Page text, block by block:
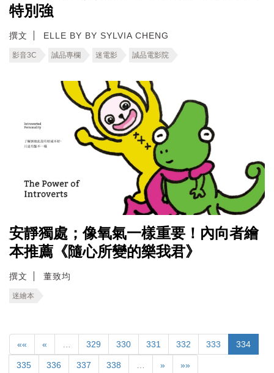
特別強
撰文 ELLE BY BY SYLVIA CHENG
影音3C 誠品專欄 迷電影 誠品電影院
安靜獨處；像氧氣一樣重要！內向者繪
本推薦《隨心所變的樂我君》
撰文 董致均
迷繪本
«« « 329 330 331 332 333 334
335 336 337 338 » »»